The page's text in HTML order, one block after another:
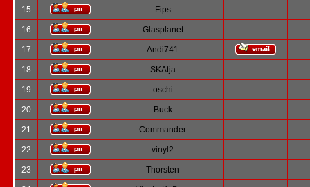
15 Fips
16 Glasplanet
17 Andi741
18 SKAtja
19 oschi
20 Buck
21 Commander
22 vinyl2
23 Thorsten